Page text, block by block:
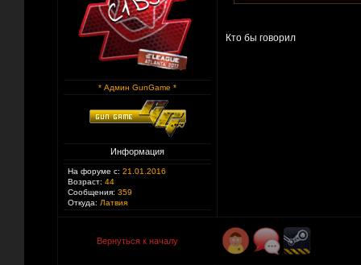
* Админ GunGame *
Информация
На форуме с: 21.01.2016
Возраст: 44
Сообщения: 359
Откуда: Латвия
Кто бы говорил
Вернуться к началу